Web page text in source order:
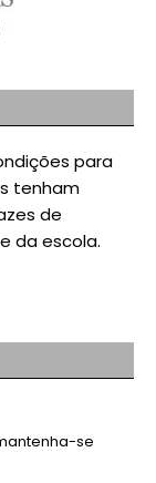
para
tenham
de
da escola.
se